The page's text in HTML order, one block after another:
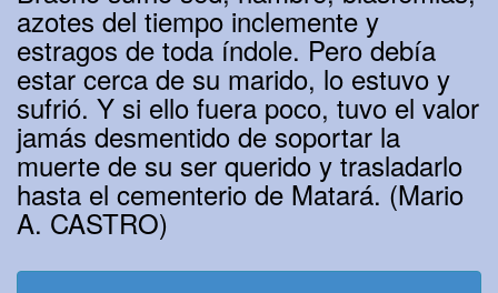
azotes del tiempo inclemente y
estragos de toda índole. Pero debía
estar cerca de su marido, lo estuvo y
sufrió. Y si ello fuera poco, tuvo el valor
jamás desmentido de soportar la
muerte de su ser querido y trasladarlo
hasta el cementerio de Matará. (Mario
A. CASTRO)